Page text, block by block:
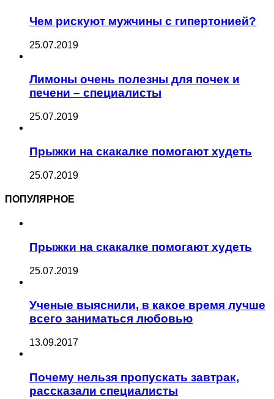
Чем рискуют мужчины с гипертонией?
25.07.2019
Лимоны очень полезны для почек и
печени – специалисты
25.07.2019
Прыжки на скакалке помогают худеть
25.07.2019
ПОПУЛЯРНОЕ
Прыжки на скакалке помогают худеть
25.07.2019
Ученые выяснили, в какое время лучше
всего заниматься любовью
13.09.2017
Почему нельзя пропускать завтрак,
рассказали специалисты